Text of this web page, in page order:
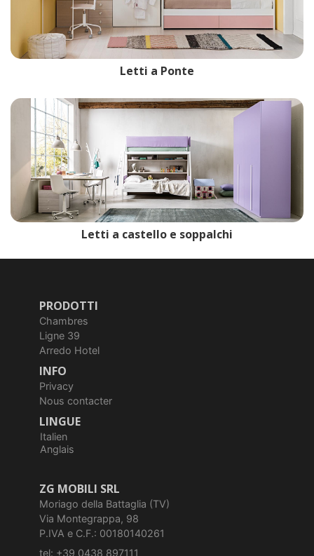
Letti a Ponte
Letti a castello e soppalchi
PRODOTTI
Chambres
Ligne 39
Arredo Hotel
INFO
Privacy
Nous contacter
LINGUE
Italien
Anglais
ZG MOBILI SRL
Moriago della Battaglia (TV)
Via Montegrappa, 98
P.IVA e C.F.: 00180140261
tel: +39 0438 897111